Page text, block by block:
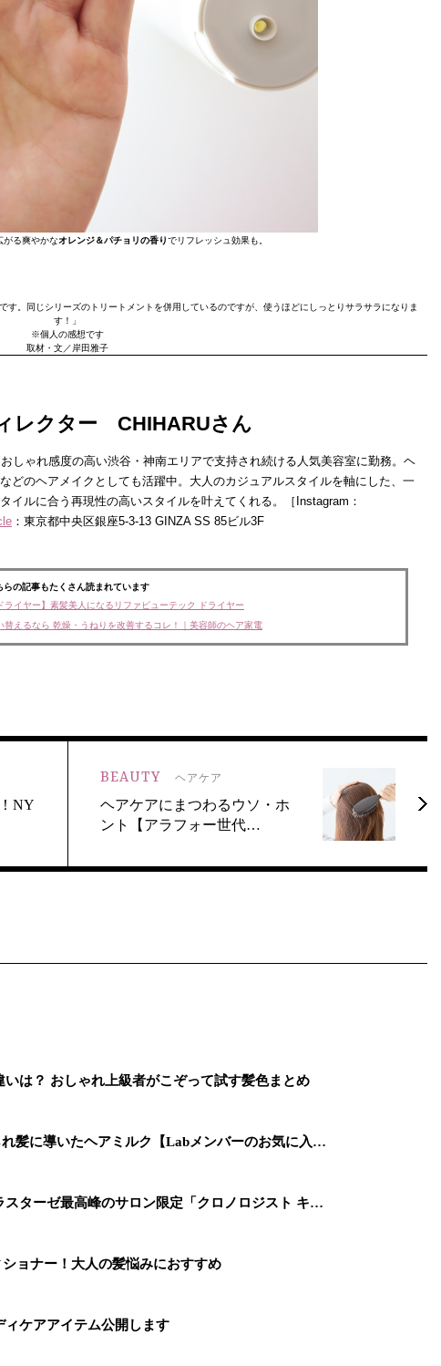
がる爽やかなオレンジ＆パチョリの香りでリフレッシュ効果も。
す。同じシリーズのトリートメントを併用しているのですが、使うほどにしっとりサラサラになりま
す！」
※個人の感想です
取材・文／岸田雅子
レクター CHIHARUさん
しゃれ感度の高い渋谷・神南エリアで支持され続ける人気美容室に勤務。ヘ
どのヘアメイクとしても活躍中。大人のカジュアルスタイルを軸にした、一
イルに合う再現性の高いスタイルを叶えてくれる。［Instagram：
：東京都中央区銀座5-3-13 GINZA SS 85ビル3F
らの記事もたくさん読まれています
ライヤー】素髪美人になるリファビューテック ドライヤー
替えるなら 乾燥・うねりを改善するコレ！｜美容師のヘア家電
NY
BEAUTY ヘアケア
ヘアケアにまつわるウソ・ホ
ント【アラフォー世代…
は？ おしゃれ上級者がこぞって試す髪色まとめ
髪に導いたヘアミルク【Labメンバーのお気に入…
スターゼ最高峰のサロン限定「クロノロジスト キ…
ョナー！大人の髪悩みにおすすめ
ケアアイテム公開します